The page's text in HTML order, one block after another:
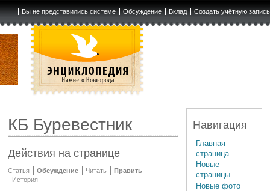
Вы не представились системе Обсуждение Вклад Создать учётную запись
КБ Буревестник
Действия на странице
Статья Обсуждение Читать
Править
История
Навигация
Главная
страница
Новые
страницы
Новые фото